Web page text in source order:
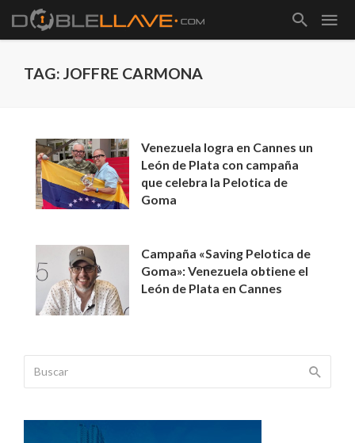
TAG: JOFFRE CARMONA
Venezuela logra en Cannes un
León de Plata con campaña
que celebra la Pelotica de
Goma
Campaña «Saving Pelotica de
Goma»: Venezuela obtiene el
León de Plata en Cannes